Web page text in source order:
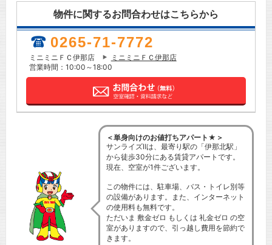
物件に関するお問合わせはこちらから
0265-71-7772
ミニミニＦＣ伊那店
ミニミニＦＣ伊那店
営業時間：10:00～18:00
＜単身向けのお値打ちアパート★＞
サンライズⅡは、最寄り駅の「伊那北駅」
から徒歩30分にある賃貸アパートです。
現在、空室が1件ございます。
この物件には、駐車場、バス・トイレ別等
の設備があります。また、インターネット
の使用料も無料です。
ただいま 敷金ゼロ もしくは 礼金ゼロ の空
室がありますので、引っ越し費用を節約で
きます。